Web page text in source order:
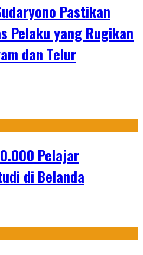
Pastikan
Pelaku yang Rugikan
dan Telur
Pelajar
di Belanda